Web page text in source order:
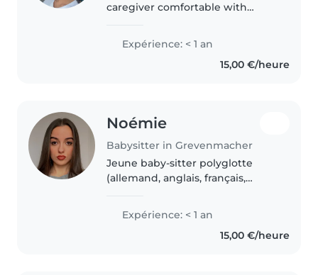
caregiver comfortable with
in English, French, German,
Luxembourgish, and Portuguese,
I'm great at creative activities,..
Expérience: < 1 an
15,00 €/heure
Noémie
Babysitter in Grevenmacher
Jeune baby-sitter polyglotte
(allemand, anglais, français,
avec un diplôme en
administration et commerce. Je
suis responsable, empathique et
Expérience: < 1 an
15,00 €/heure